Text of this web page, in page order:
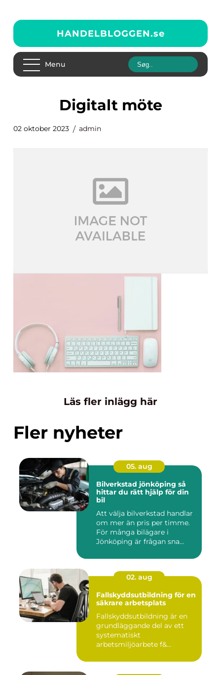
HANDELBLOGGEN.se
Menu
digitalt möte
02 oktober 2023 admin
Läs fler inlägg här
Fler nyheter
05. aug
Bilverkstad jönköping så
hittar du rätt hjälp för din
bil
Att välja bilverkstad handlar
om mer än pris per timme.
För många bilägare i
Jönköping är frågan sna...
02. aug
Fallskyddsutbildning för en
säkrare arbetsplats
Fallskyddsutbildning är en
grundläggande del av ett
systematiskt
arbetsmiljöarbete f&...